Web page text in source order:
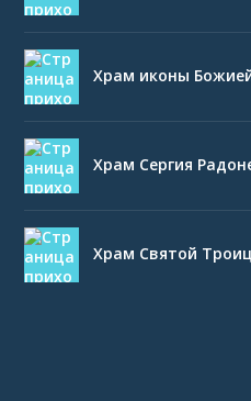
Храм иконы
Храм Сергия
Храм Святой